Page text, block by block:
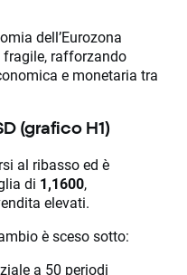
dell’Eurozona
rafforzando
e monetaria tra
(grafico H1)
al ribasso ed è
di 1,1600,
elevati.
è sceso sotto:
a 50 periodi